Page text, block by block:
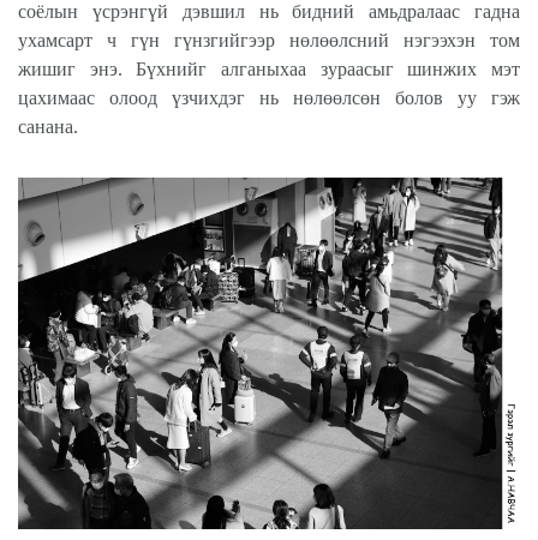
соёлын үсрэнгүй дэвшил нь бидний амьдралаас гадна
ухамсарт ч гүн гүнзгийгээр нөлөөлсний нэгээхэн том
жишиг энэ. Бүхнийг алганыхаа зураасыг шинжих мэт
цахимаас олоод үзчихдэг нь нөлөөлсөн болов уу гэж
санана.